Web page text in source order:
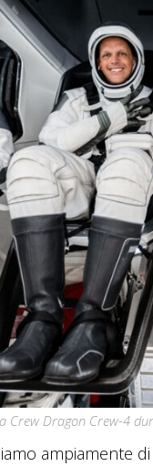
Crew Dragon Crew-4
ampiamente